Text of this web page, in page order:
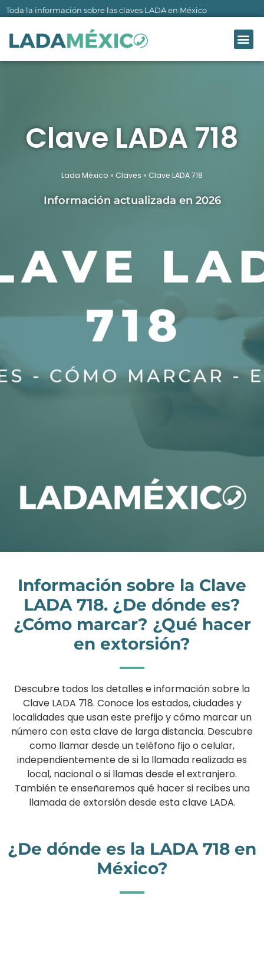
al
contenido
Toda la información sobre las claves LADA en México
Clave LADA 718
Lada México » Claves » Clave LADA 718
Información actualizada en 2026
Información sobre la Clave
LADA 718. ¿De dónde es?
¿Cómo marcar? ¿Qué hacer
en extorsión?
Descubre todos los detalles e información sobre la
Clave LADA 718. Conoce los estados, ciudades y
localidades que usan este prefijo y cómo marcar un
número con esta clave de larga distancia. Descubre
como llamar desde un teléfono fijo o celular,
independientemente de si la llamada realizada es
local, nacional o si llamas desde el extranjero.
También te enseñaremos qué hacer si recibes una
llamada de extorsión desde esta clave LADA.
¿De dónde es la LADA 718 en
México?